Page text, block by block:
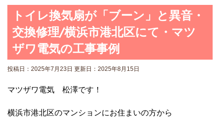
トイレ換気扇が「ブーン」と異音・
交換修理/横浜市港北区にて・マツ
ザワ電気の工事事例
投稿日：2025年7月23日 更新日： 2025年8月15日
マツザワ電気 松澤です！
横浜市港北区のマンションにお住まいの方から